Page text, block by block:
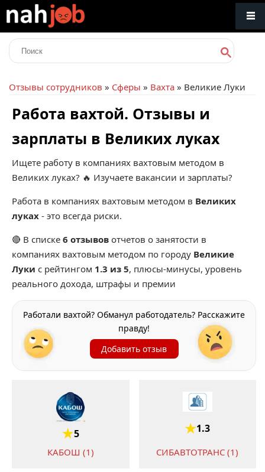
Отзывы сотрудников » Сферы » Вахта » Великие Луки
Работа вахтой. Отзывы и
зарплаты в Великих луках
Ищете работу в компаниях вахтовым методом в
Великих луках? 🔥 Изучаете вакансии и зарплаты?
Работа в компаниях вахтовым методом в Великих
луках - это всегда риски.
🔴 В списке 6 отзывов отчетов о занятости в
компаниях вахтовым методом по городу Великие
Луки с рейтингом 1.3 из 5, плюсы-минусы, уровень
реального дохода, штрафы и премии
Работали вахтой? Обманул работодатель? Расскажите
правду!
Добавить отзыв
5
КАБОШ (1)
1.3
СИБАВТОТРАНС (1)